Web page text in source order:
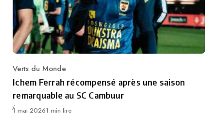
Category
Verts du Monde
Ichem Ferrah récompensé après une saison
remarquable au SC Cambuur
Publié
1 mai 20261 min lire